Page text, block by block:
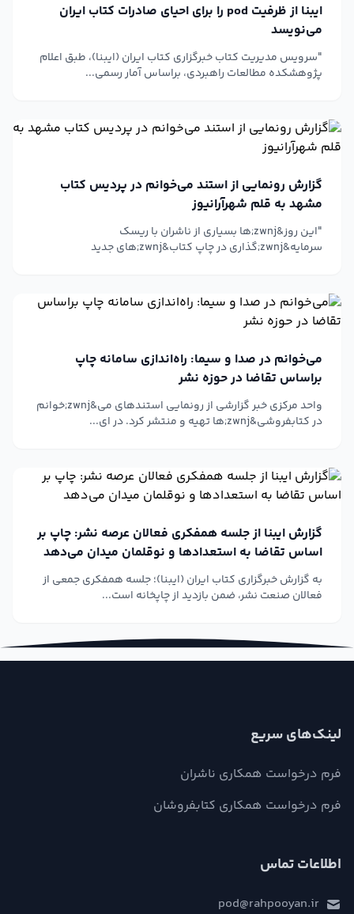
ایبنا از ظرفیت pod را برای احیای صادرات کتاب ایران
می‌نویسد
"سرویس مدیریت کتاب خبرگزاری کتاب ایران (ایبنا)، طبق اعلام
پژوهشکده مطالعات راهبردی، براساس آمار رسمی...
گزارش رونمایی از استند می‌خوانم در پردیس کتاب
مشهد به قلم شهرآرانیوز
"این روز&zwnj;ها بسیاری از ناشران با ریسک
سرمایه&zwnj;گذاری در چاپ کتاب&zwnj;های جدید
می‌خوانم در صدا و سیما: راه‌اندازی سامانه چاپ
براساس تقاضا در حوزه نشر
واحد مرکزی خبر گزارشی از رونمایی استندهای می&zwnj;خوانم
در کتابفروشی&zwnj;ها تهیه و منتشر کرد. در ای...
گزارش ایبنا از جلسه همفکری فعالان عرصه نشر: چاپ بر
اساس تقاضا به استعدادها و نوقلمان میدان می‌دهد
به گزارش خبرگزاری کتاب ایران (ایبنا)؛ جلسه همفکری جمعی از
فعالان صنعت نشر، ضمن بازدید از چاپخانه است...
لینک‌های سریع
فرم درخواست همکاری ناشران
فرم درخواست همکاری کتابفروشان
اطلاعات تماس
pod@rahpooyan.ir